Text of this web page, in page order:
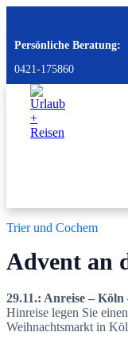
Persönliche Beratung:
0421-175860
Trier und Cochem
Advent an
29.11.: Anreise –
Hinreise legen Sie
Weihnachtsmarkt in